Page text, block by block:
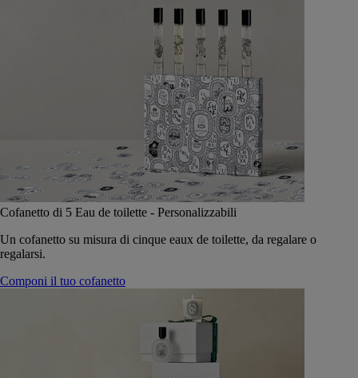
Cofanetto di 5 Eau de toilette - Personalizzabili
Un cofanetto su misura di cinque eaux de toilette, da regalare o
regalarsi.
Componi il tuo cofanetto